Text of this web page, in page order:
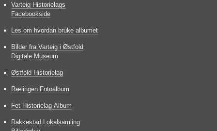
Varteig Historielags
Facebookside
Les om hvordan bruke albumet
Bilder fra Varteig i Østfold
Digitale Museum
Østfold Historielag
Rælingen Fotoalbum
Fet Historielag Album
Rakkestad Lokalsamling